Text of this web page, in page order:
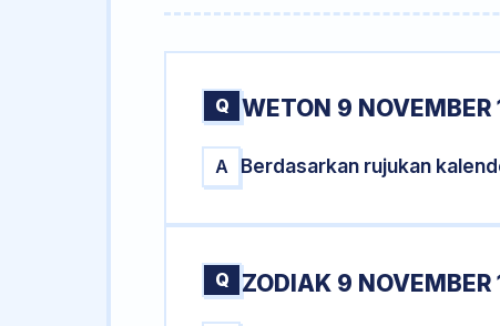
Q WETON 9 NOVEMBER
A Berdasarkan rujukan
Q ZODIAK 9 NOVEMBER